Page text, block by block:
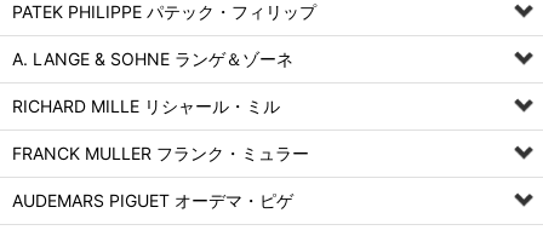
PATEK PHILIPPE パテック・フィリップ
A. LANGE & SOHNE ランゲ＆ゾーネ
RICHARD MILLE リシャール・ミル
FRANCK MULLER フランク・ミュラー
AUDEMARS PIGUET オーデマ・ピゲ